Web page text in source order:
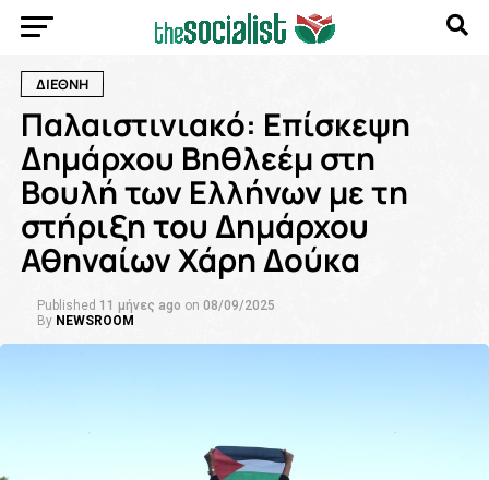
ΔΙΕΘΝΗ
Παλαιστινιακό: Επίσκεψη
Δημάρχου Βηθλεέμ στη
Βουλή των Ελλήνων με τη
στήριξη του Δημάρχου
Αθηναίων Χάρη Δούκα
Published 11 μήνες ago on 08/09/2025
By NEWSROOM